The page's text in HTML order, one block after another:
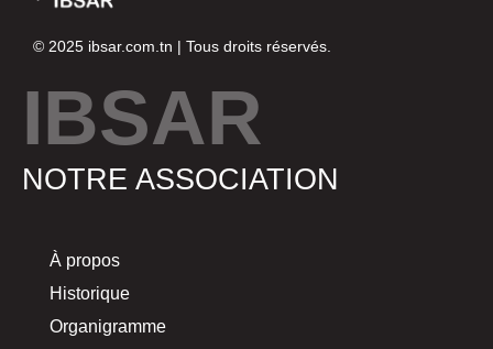
© 2025 ibsar.com.tn | Tous droits réservés.
IBSAR
NOTRE ASSOCIATION
À propos
Historique
Organigramme